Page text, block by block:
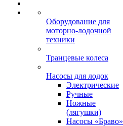
Оборудование для
моторно-лодочной
техники
Транцевые колеса
Насосы для лодок
Электрические
Ручные
Ножные
(лягушки)
Насосы «Браво»